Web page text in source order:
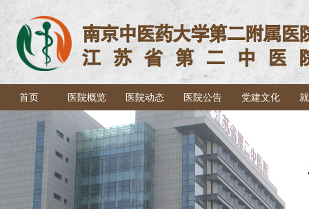
首页 医院概览 医院动态 医院公告 党建文化